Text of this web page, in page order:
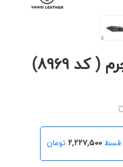
8969)
۲,۲۲۷,۵۰۰ تومان